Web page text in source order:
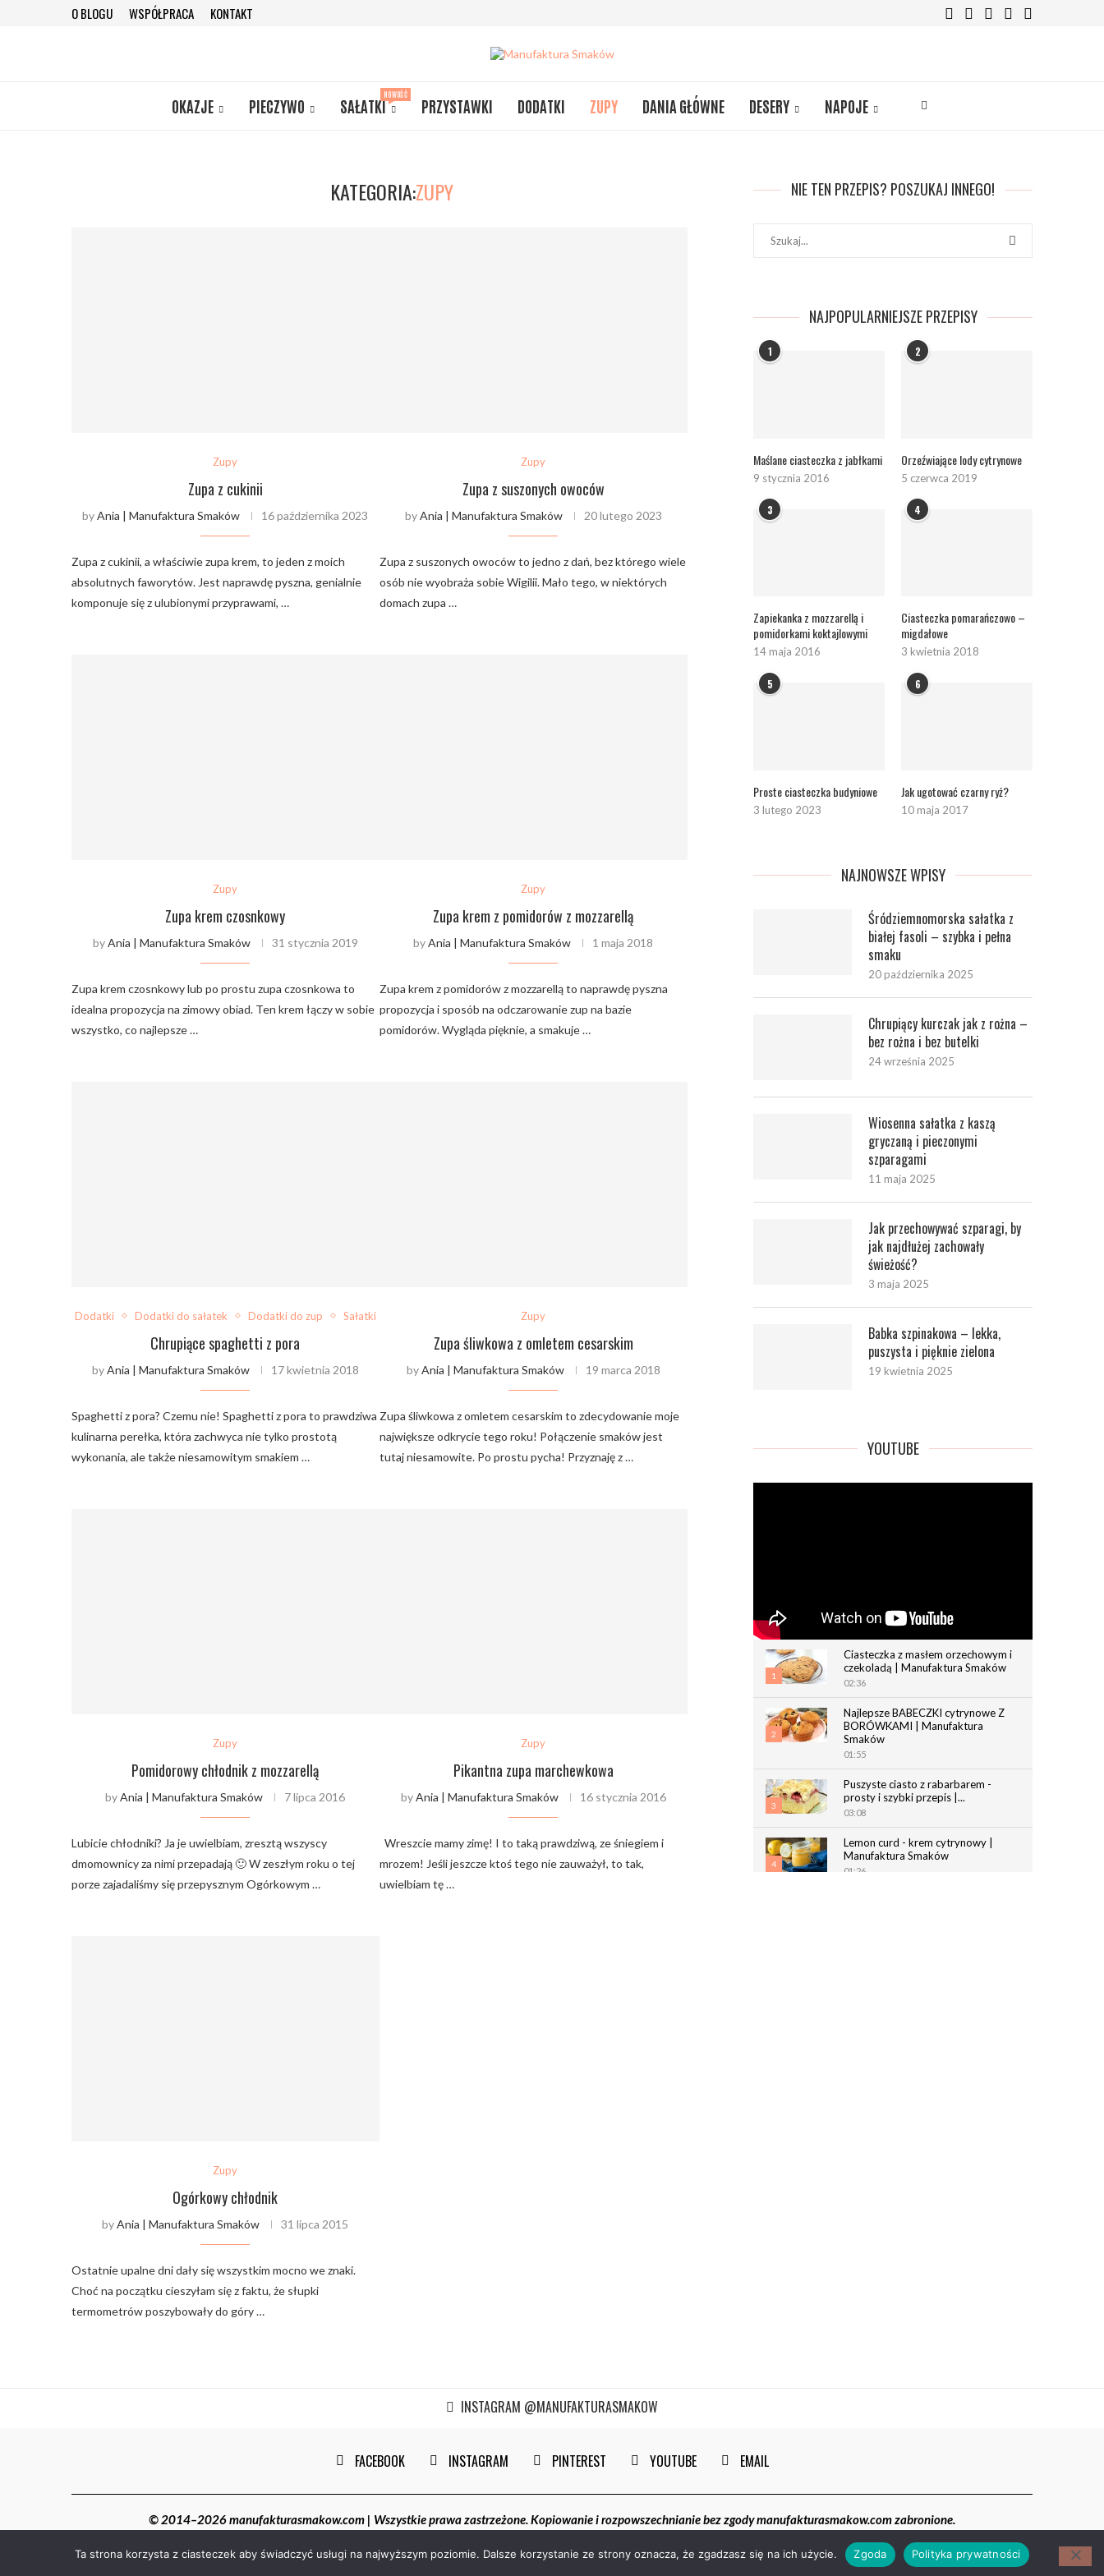
O BLOGU WSPÓŁPRACA KONTAKT
OKAZJE PIECZYWO SAŁATKI
NOWOŚĆ
PRZYSTAWKI DODATKI ZUPY DANIA GŁÓWNE DESERY NAPOJE
KATEGORIA:ZUPY
Zupy
Zupa z cukinii
byAnia | Manufaktura Smaków 16 października 2023
Zupa z cukinii, a właściwie zupa krem, to jeden z moich
absolutnych faworytów. Jest naprawdę pyszna, genialnie
komponuje się z ulubionymi przyprawami, …
Zupy
Zupa z suszonych owoców
byAnia | Manufaktura Smaków 20 lutego 2023
Zupa z suszonych owoców to jedno z dań, bez którego wiele
osób nie wyobraża sobie Wigilii. Mało tego, w niektórych
domach zupa …
Zupy
Zupa krem czosnkowy
byAnia | Manufaktura Smaków 31 stycznia 2019
Zupa krem czosnkowy lub po prostu zupa czosnkowa to
idealna propozycja na zimowy obiad. Ten krem łączy w sobie
wszystko, co najlepsze …
Zupy
Zupa krem z pomidorów z mozzarellą
byAnia | Manufaktura Smaków 1 maja 2018
Zupa krem z pomidorów z mozzarellą to naprawdę pyszna
propozycja i sposób na odczarowanie zup na bazie
pomidorów. Wygląda pięknie, a smakuje …
Dodatki Dodatki do sałatek Dodatki do zup Sałatki
Chrupiące spaghetti z pora
byAnia | Manufaktura Smaków 17 kwietnia 2018
Spaghetti z pora? Czemu nie! Spaghetti z pora to prawdziwa
kulinarna perełka, która zachwyca nie tylko prostotą
wykonania, ale także niesamowitym smakiem …
Zupy
Zupa śliwkowa z omletem cesarskim
byAnia | Manufaktura Smaków 19 marca 2018
Zupa śliwkowa z omletem cesarskim to zdecydowanie moje
największe odkrycie tego roku! Połączenie smaków jest
tutaj niesamowite. Po prostu pycha! Przyznaję z …
Zupy
Pomidorowy chłodnik z mozzarellą
byAnia | Manufaktura Smaków 7 lipca 2016
Lubicie chłodniki? Ja je uwielbiam, zresztą wszyscy
dmomownicy za nimi przepadają 🙂 W zeszłym roku o tej
porze zajadaliśmy się przepysznym Ogórkowym …
Zupy
Pikantna zupa marchewkowa
byAnia | Manufaktura Smaków 16 stycznia 2016
Wreszcie mamy zimę! I to taką prawdziwą, ze śniegiem i
mrozem! Jeśli jeszcze ktoś tego nie zauważył, to tak,
uwielbiam tę …
Zupy
Ogórkowy chłodnik
byAnia | Manufaktura Smaków 31 lipca 2015
Ostatnie upalne dni dały się wszystkim mocno we znaki.
Choć na początku cieszyłam się z faktu, że słupki
termometrów poszybowały do góry …
NIE TEN PRZEPIS? POSZUKAJ INNEGO!
NAJPOPULARNIEJSZE PRZEPISY
1
Maślane ciasteczka z jabłkami
9 stycznia 2016
2
Orzeźwiające lody cytrynowe
5 czerwca 2019
3
Zapiekanka z mozzarellą i
pomidorkami koktajlowymi
14 maja 2016
4
Ciasteczka pomarańczowo –
migdałowe
3 kwietnia 2018
5
Proste ciasteczka budyniowe
3 lutego 2023
6
Jak ugotować czarny ryż?
10 maja 2017
NAJNOWSZE WPISY
Śródziemnomorska sałatka z
białej fasoli – szybka i pełna
smaku
20 października 2025
Chrupiący kurczak jak z rożna –
bez rożna i bez butelki
24 września 2025
Wiosenna sałatka z kaszą
gryczaną i pieczonymi
szparagami
11 maja 2025
Jak przechowywać szparagi, by
jak najdłużej zachowały
świeżość?
3 maja 2025
Babka szpinakowa – lekka,
puszysta i pięknie zielona
19 kwietnia 2025
YOUTUBE
1
Ciasteczka z masłem orzechowym i
czekoladą | Manufaktura Smaków
02:36
2
Najlepsze BABECZKI cytrynowe Z
BORÓWKAMI | Manufaktura
Smaków
01:55
3
Puszyste ciasto z rabarbarem -
prosty i szybki przepis |...
03:08
4
Lemon curd - krem cytrynowy |
Manufaktura Smaków
01:26
INSTAGRAM @MANUFAKTURASMAKOW
FACEBOOK INSTAGRAM PINTEREST YOUTUBE EMAIL
© 2014–2026 manufakturasmakow.com | Wszystkie prawa zastrzeżone. Kopiowanie i rozpowszechnianie bez zgody manufakturasmakow.com zabronione.
POWRÓT DO GÓRY
Ta strona korzysta z ciasteczek aby świadczyć usługi na najwyższym poziomie. Dalsze korzystanie ze strony oznacza, że zgadzasz się na ich użycie. Zgoda Polityka prywatności